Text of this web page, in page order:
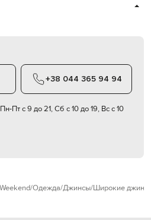
+38 044 365 94 94
Пн-Пт с 9 до 21, Сб с 10 до 19, Вс с 10
Одежда Джинсы Широкие